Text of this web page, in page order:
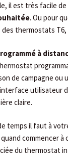
il est très facile
. Ou pour
thermostats
à
de campagne
utilisateur
claire.
temps il faut à
commencer à
du thermostat